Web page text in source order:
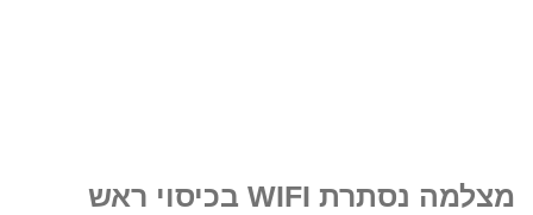
מצלמה נסתרת WIFI בכיסוי ראש